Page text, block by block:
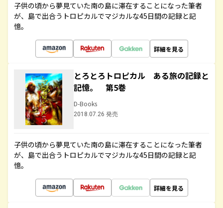
子供の頃から夢見ていた南の島に滞在することになった筆者
が、島で出合うトロピカルでマジカルな45日間の記録と記
憶。
詳細を見る
とろとろトロピカル ある旅の記録と
記憶。 第5巻
D-Books
2018.07.26 発売
子供の頃から夢見ていた南の島に滞在することになった筆者
が、島で出合うトロピカルでマジカルな45日間の記録と記
憶。
詳細を見る